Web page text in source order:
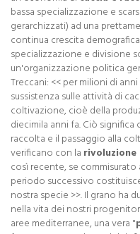
bassa specializzazione e
gerarchizzati) ad una
continua crescita
specializzazione e divisione
un'organizzazione politica
Treccani: << per milioni di
sussistenza sulle attività di
coltivazione, cioè della
diecimila anni fa. Ciò
raccolta e il passaggio alla
verificano con la
così recente, se
periodo successivo
nostra specie >>. Il grano ha
nella vita dei nostri
aree mediterranee, una vera "